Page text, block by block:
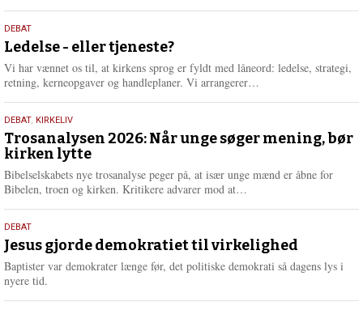
e
r
e
10.
juni
2026
DEBAT
Ledelse - eller tjeneste?
Vi har vænnet os til, at kirkens sprog er fyldt med låneord: ledelse, strategi,
retning, kerneopgaver og handleplaner. Vi arrangerer…
e
2.
juni
2026
DEBAT, KIRKELIV
Trosanalysen 2026: Når unge søger mening, bør
kirken lytte
Bibelselskabets nye trosanalyse peger på, at især unge mænd er åbne for
Bibelen, troen og kirken. Kritikere advarer mod at…
e
r
18.
maj
2026
DEBAT
Jesus gjorde demokratiet til virkelighed
Baptister var demokrater længe før, det politiske demokrati så dagens lys i
nyere tid.